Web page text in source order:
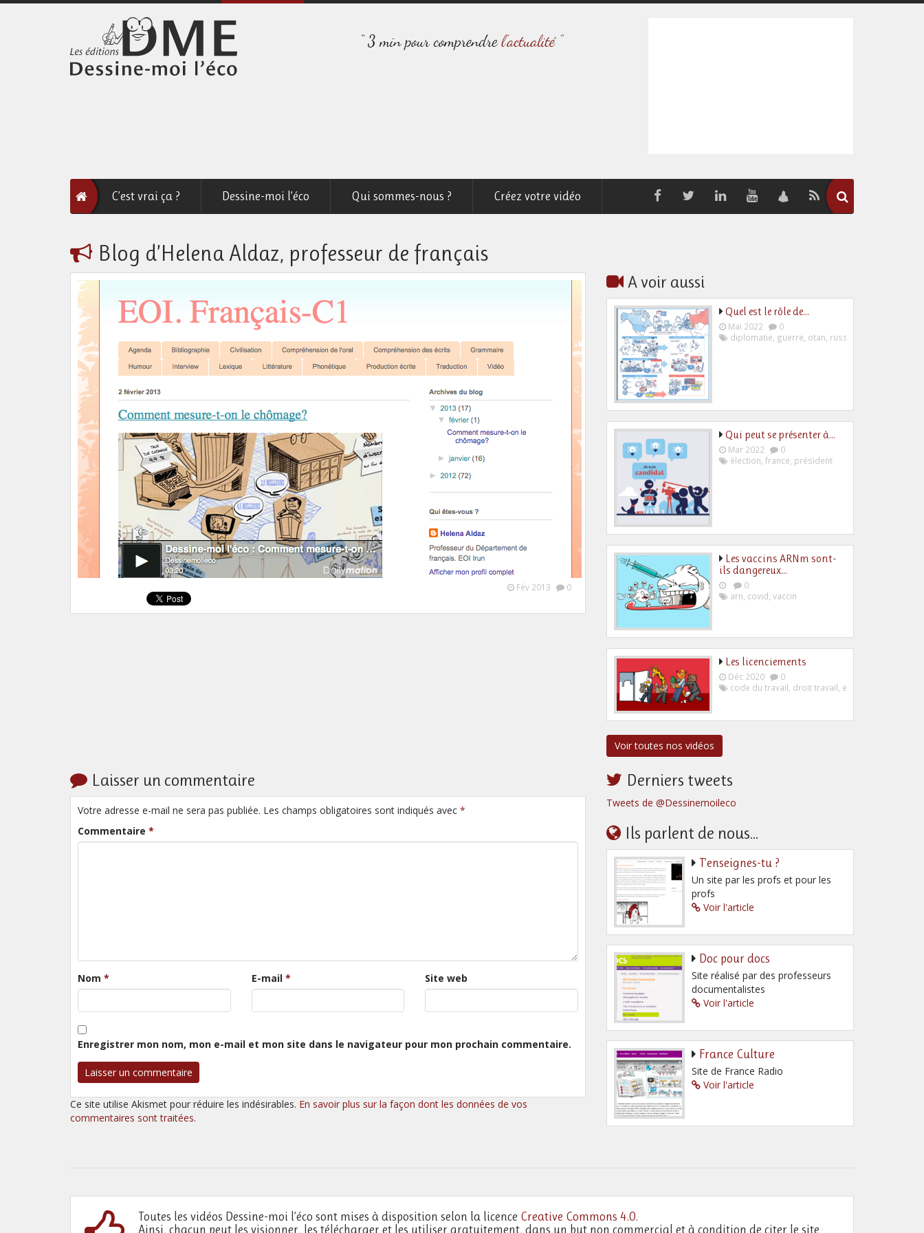
C’est vrai ça ? Dessine-moi l’éco Qui sommes-nous ? Créez votre vidéo
Blog d’Helena Aldaz, professeur de français
Fév 2013 0
A voir aussi
Quel est le rôle de…
Mai 2022
0
diplomatie guerre otan russie
Qui peut se présenter à…
Mar 2022
0
élection france président
Les vaccins ARNm sont-
ils dangereux…
0
arn covid vaccin
Les licenciements
Déc 2020
0
code du travail droit travail employeur
Voir toutes nos vidéos
Laisser un commentaire
Votre adresse e-mail ne sera pas publiée. Les champs obligatoires sont indiqués avec *
Commentaire *
Nom * E-mail * Site web
Enregistrer mon nom, mon e-mail et mon site dans le navigateur pour mon prochain commentaire.
Ce site utilise Akismet pour réduire les indésirables. En savoir plus sur la façon dont les données de vos
commentaires sont traitées.
Derniers tweets
Tweets de @Dessinemoileco
Ils parlent de nous...
T’enseignes-tu ?
Un site par les profs et pour les
profs
Voir l'article
Doc pour docs
Site réalisé par des professeurs
documentalistes
Voir l'article
France Culture
Site de France Radio
Voir l'article
Toutes les vidéos Dessine-moi l’éco sont mises à disposition selon la licence Creative Commons 4.0.
Ainsi, chacun peut les visionner, les télécharger et les utiliser gratuitement, dans un but non commercial et à condition de citer le site